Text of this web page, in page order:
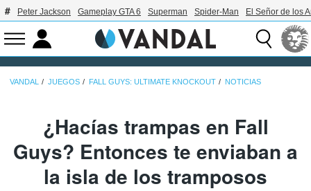
Peter Jackson Gameplay GTA 6 Superman Spider-Man El Señor de los
VANDAL JUEGOS FALL GUYS: ULTIMATE KNOCKOUT NOTICIAS
¿Hacías trampas en Fall
Guys? Entonces te enviaban a
la isla de los tramposos